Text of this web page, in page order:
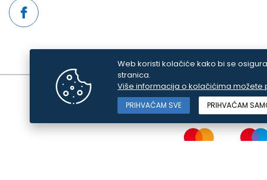
Sve cijene iskazane su u Hrvatskim Kunama i uključuju
odgovaramo za
Web koristi kolačiće kako bi se
stranica.
Više informacija o kolačićima možete
PRIHVAĆAM SVE PRIHVAĆAM